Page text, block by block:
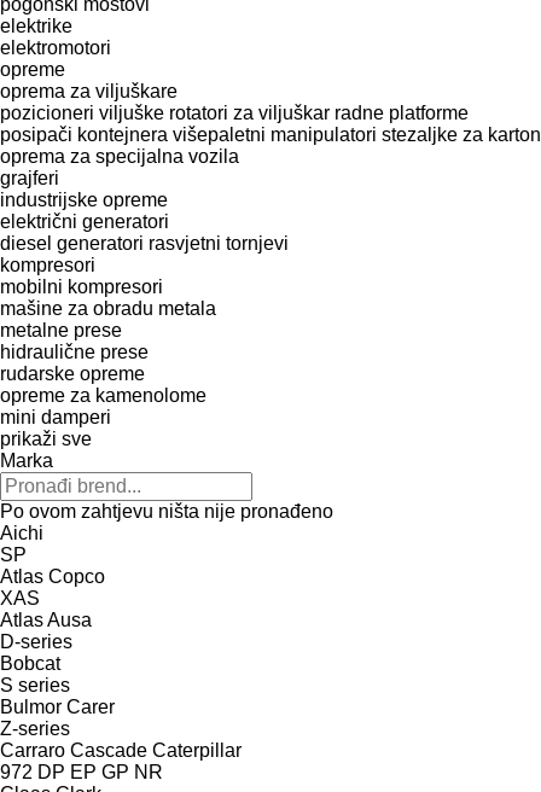
elektrike
elektromotori
opreme
oprema za viljuškare
pozicioneri viljuške rotatori za viljuškar radne platforme
posipači kontejnera višepaletni manipulatori stezaljke za karton
oprema za specijalna vozila
grajferi
industrijske opreme
električni generatori
diesel generatori rasvjetni tornjevi
kompresori
mobilni kompresori
mašine za obradu metala
metalne prese
hidraulične prese
rudarske opreme
opreme za kamenolome
mini damperi
prikaži sve
Marka
Po ovom zahtjevu ništa nije pronađeno
Aichi
SP
Atlas Copco
XAS
AtlasAusa
D-series
Bobcat
S series
Bulmor Carer
Z-series
Carraro Cascade Caterpillar
972 DP EP GP NR